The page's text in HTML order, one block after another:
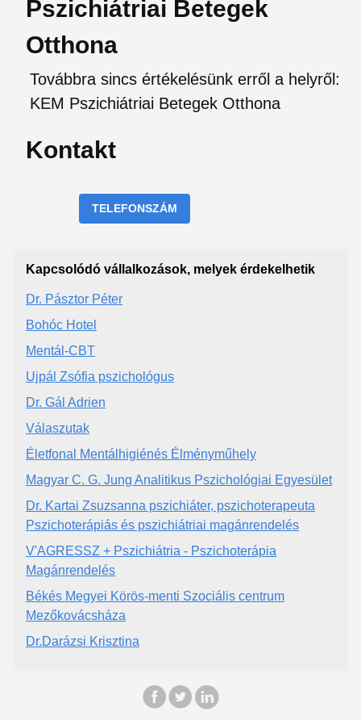
Pszichiátriai Betegek
Otthona
Továbbra sincs értékelésünk erről a helyről:
KEM Pszichiátriai Betegek Otthona
Kontakt
TELEFONSZÁM
Kapcsolódó vállalkozások, melyek érdekelhetik
Dr. Pásztor Péter
Bohóc Hotel
Mentál-CBT
Ujpál Zsófia pszichológus
Dr. Gál Adrien
Válaszutak
Életfonal Mentálhigiénés Élményműhely
Magyar C. G. Jung Analitikus Pszichológiai Egyesület
Dr. Kartai Zsuzsanna pszichiáter, pszichoterapeuta
Pszichoterápiás és pszichiátriai magánrendelés
V'AGRESSZ + Pszichiátria - Pszichoterápia
Magánrendelés
Békés Megyei Körös-menti Szociális centrum
Mezőkovácsháza
Dr.Darázsi Krisztina